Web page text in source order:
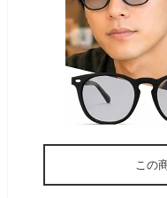
この